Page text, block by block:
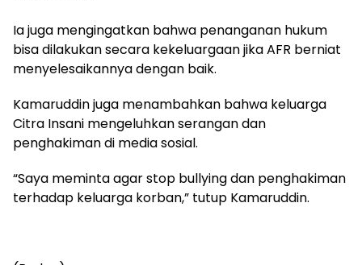
Ia juga mengingatkan bahwa penanganan hukum
bisa dilakukan secara kekeluargaan jika AFR berniat
menyelesaikannya dengan baik.
Kamaruddin juga menambahkan bahwa keluarga
Citra Insani mengeluhkan serangan dan
penghakiman di media sosial.
“Saya meminta agar stop bullying dan penghakiman
terhadap keluarga korban,” tutup Kamaruddin.